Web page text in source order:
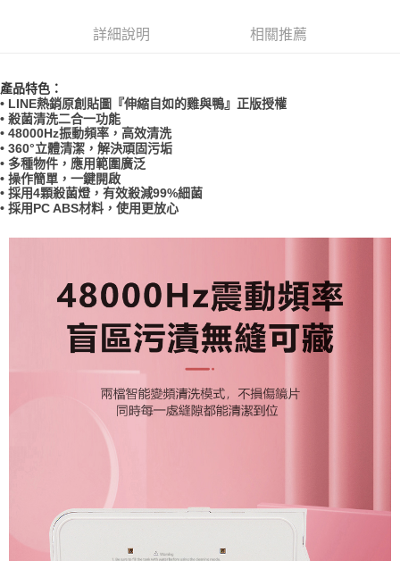
權轉讓予恩沛科技股份有限公司。
２．關於個人資料處理事宜，請瀏覽以下網址：
https://aftee.tw/terms/#terms3
３．未成年的使用者請事先徵得法定代理人或監護人之同意方可使用
「AFTEE先享後付」，若未經同意申辦者引起之損失，本公司不負相關責
任。
４．使用「AFTEE先享後付」時，將依據個別帳號之用戶狀況，依本公司即
時審查核予不同之上限額度；若仍有額度不足之情形，本公司將視審查結果
請求用戶進行身份認證。
恩沛科技股份有限公司將有權停止該用戶之使用額度並採取法律行動。
京站台北店客服中心(1F星巴克旁) 即日起不提供京站紙袋，取件時
詳細說明 相關推薦
產品特色：
• LINE熱銷原創貼圖『伸縮自如的雞與鴨』正版授權
• 殺菌清洗二合一功能
• 48000Hz振動頻率，高效清洗
• 360°立體清潔，解決頑固污垢
• 多種物件，應用範圍廣泛
• 操作簡單，一鍵開啟
• 採用4顆殺菌燈，有效殺減99%細菌
• 採用PC ABS材料，使用更放心